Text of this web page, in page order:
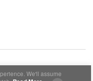
We'll assume